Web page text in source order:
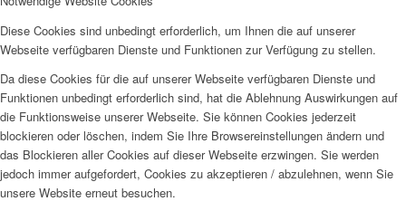
Diese Cookies sind unbedingt erforderlich, um Ihnen die auf unserer
Webseite verfügbaren Dienste und Funktionen zur Verfügung zu stellen.
Da diese Cookies für die auf unserer Webseite verfügbaren Dienste und
Funktionen unbedingt erforderlich sind, hat die Ablehnung Auswirkungen auf
die Funktionsweise unserer Webseite. Sie können Cookies jederzeit
blockieren oder löschen, indem Sie Ihre Browsereinstellungen ändern und
das Blockieren aller Cookies auf dieser Webseite erzwingen. Sie werden
jedoch immer aufgefordert, Cookies zu akzeptieren / abzulehnen, wenn Sie
unsere Website erneut besuchen.